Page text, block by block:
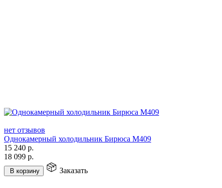
нет отзывов
Однокамерный холодильник Бирюса M409
15 240 р.
18 099 р.
В корзину Заказать